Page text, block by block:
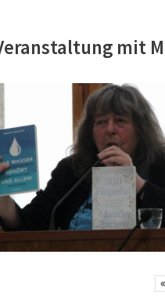
mit
«